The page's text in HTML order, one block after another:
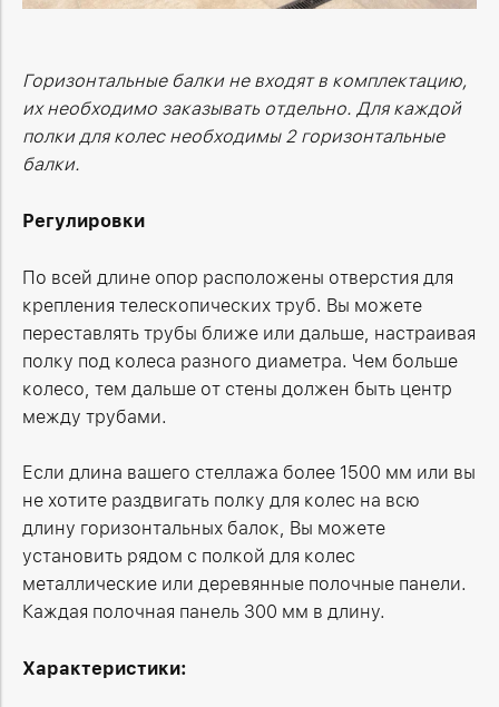
Горизонтальные балки не входят в комплектацию,
их необходимо заказывать отдельно. Для каждой
полки для колес необходимы 2 горизонтальные
балки.
Регулировки
По всей длине опор расположены отверстия для
крепления телескопических труб. Вы можете
переставлять трубы ближе или дальше, настраивая
полку под колеса разного диаметра. Чем больше
колесо, тем дальше от стены должен быть центр
между трубами.
Если длина вашего стеллажа более 1500 мм или вы
не хотите раздвигать полку для колес на всю
длину горизонтальных балок, Вы можете
установить рядом с полкой для колес
металлические или деревянные полочные панели.
Каждая полочная панель 300 мм в длину.
Характеристики: